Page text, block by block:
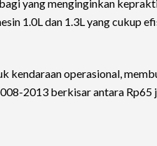
yang menginginkan
1.0L dan 1.3L yang cukup
kendaraan operasional,
2013 berkisar antara Rp65